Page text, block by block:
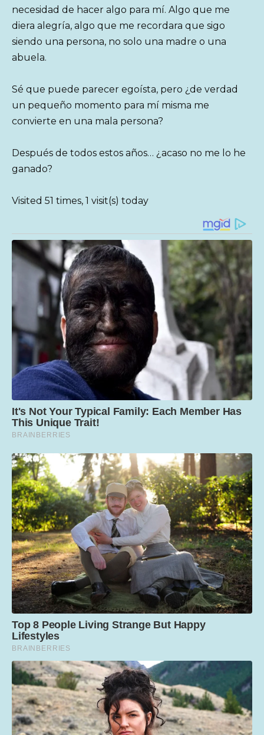
necesidad de hacer algo para mí. Algo que me
diera alegría, algo que me recordara que sigo
siendo una persona, no solo una madre o una
abuela.
Sé que puede parecer egoísta, pero ¿de verdad
un pequeño momento para mí misma me
convierte en una mala persona?
Después de todos estos años… ¿acaso no me lo he
ganado?
Visited 51 times, 1 visit(s) today